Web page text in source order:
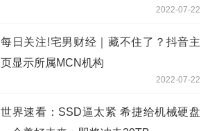
2022-07-22
每日关注!宅男财经｜藏不住了？抖音主
页显示所属MCN机构
2022-07-22
世界速看：SSD逼太紧 希捷给机械硬盘